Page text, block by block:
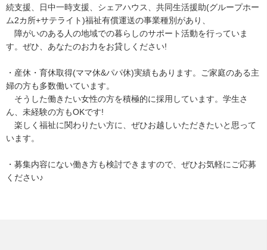
続支援、日中一時支援、シェアハウス、共同生活援助(グループホー
ム2カ所+サテライト)福祉有償運送の事業種別があり、
障がいのある人の地域での暮らしのサポート活動を行っていま
す。ぜひ、あなたのお力をお貸しください!
・産休・育休取得(ママ休&パパ休​​​​​​)実績もあります。ご家庭のある主
婦の方も多数働いています。
そうした働きたい女性の方を積極的に採用しています。学生さ
ん、未経験の方もOKです!
楽しく福祉に関わりたい方に、ぜひお越しいただきたいと思って
います。
・募集内容にない働き方も検討できますので、ぜひお気軽にご応募
ください♪